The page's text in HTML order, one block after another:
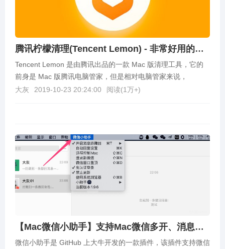
腾讯柠檬清理(Tencent Lemon) - 非常好用的免费Mac清理软件
Tencent Lemon 是由腾讯出品的一款 Mac 版清理工具，它的
前身是 Mac 版腾讯电脑管家，但是相对电脑管家来说，
Tencent Lemon界面更加...
大灰 2019-10-23 20:24:00 阅读(1万+)
【Mac微信小助手】支持Mac微信多开、消息防撤回、微信自动回复等
微信小助手是 GitHub 上大牛开发的一款插件，该插件支持微信